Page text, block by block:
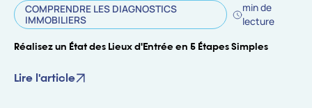
COMPRENDRE LES DIAGNOSTICS
IMMOBILIERS
min de
lecture
Réalisez un État des Lieux d'Entrée en 5 Étapes Simples
Lire l'article